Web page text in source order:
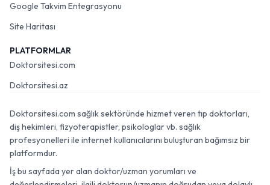
Google Takvim Entegrasyonu
Site Haritası
PLATFORMLAR
Doktorsitesi.com
Doktorsitesi.az
Doktorsitesi.com sağlık sektöründe hizmet veren tıp doktorları,
diş hekimleri, fizyoterapistler, psikologlar vb. sağlık
profesyonelleri ile internet kullanıcılarını buluşturan bağımsız bir
platformdur.
İş bu sayfada yer alan doktor/uzman yorumları ve